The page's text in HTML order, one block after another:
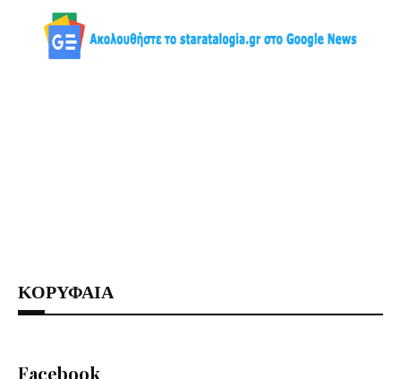
ΚΟΡΥΦΑΙΑ
Facebook